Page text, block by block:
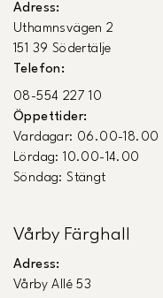
Adress:
Uthamnsvägen 2
151 39 Södertälje
Telefon:
08-554 227 10
Öppettider:
Vardagar: 06.00-18.00
Lördag: 10.00-14.00
Söndag: Stängt
Vårby Färghall
Adress:
Vårby Allé 53